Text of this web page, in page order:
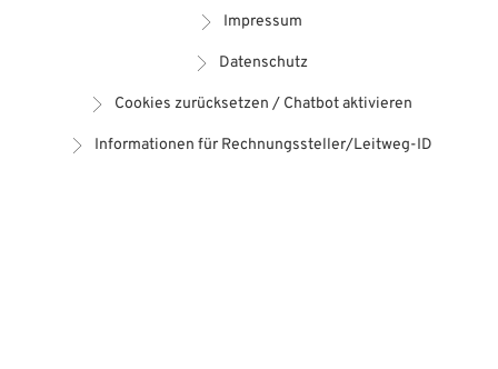
Impressum
Datenschutz
Cookies zurücksetzen / Chatbot aktivieren
Informationen für Rechnungssteller/Leitweg-ID